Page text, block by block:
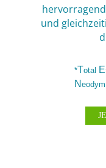
und
*Total E
N eodym